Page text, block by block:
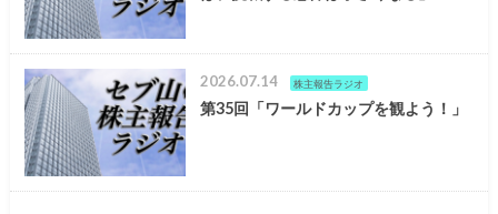
2026.07.14 株主報告ラジオ
第35回「ワールドカップを観よう！」